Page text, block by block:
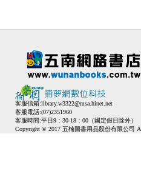
客服信箱:library.w3322@msa.hinet.net
客服電話:(07)2351960
客服時間:平日9：30-18：00（國定假日除外）
Copyright © 2017 五楠圖書用品股份有限公司